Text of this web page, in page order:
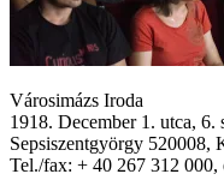
Városimázs Iroda
1918. December 1. utca, 6.
Sepsiszentgyörgy 520008,
Tel./fax: + 40 267 312